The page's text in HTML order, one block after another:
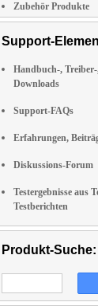
Zubehör Produkte
Support-
Handbuch-,
Downloads
Support-FAQs
Erfahrungen,
Diskussions-Forum
Testergebnisse aus
Testberichten
Produkt-Suche: